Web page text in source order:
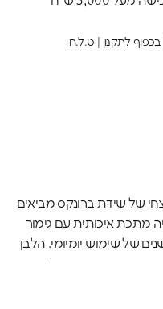
של שידת ברונקס מביאים
מתכת איכותית עם גימור
של שימוש יומיומי. הלבן
ועד קירות בכל גוון
לקל ומהיר - כל דבר קטן